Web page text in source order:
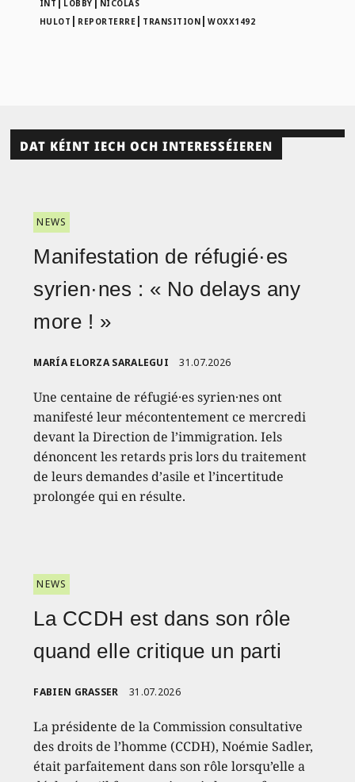
INT LOBBY
NICOLAS
HULOT | REPORTERRE | TRANSITION |WOXX1492
DAT KÉINT IECH OCH INTERESSÉIEREN
NEWS
Manifestation de réfugié·es
syrien·nes : « No delays any
more ! »
MARÍA ELORZA SARALEGUI 31.07.2026
Une centaine de réfugié·es syrien·nes ont
manifesté leur mécontentement ce mercredi
devant la Direction de l’immigration. Iels
dénoncent les retards pris lors du traitement
de leurs demandes d’asile et l’incertitude
prolongée qui en résulte.
NEWS
La CCDH est dans son rôle
quand elle critique un parti
FABIEN GRASSER 31.07.2026
La présidente de la Commission consultative
des droits de l’homme (CCDH), Noémie Sadler,
était parfaitement dans son rôle lorsqu’elle a